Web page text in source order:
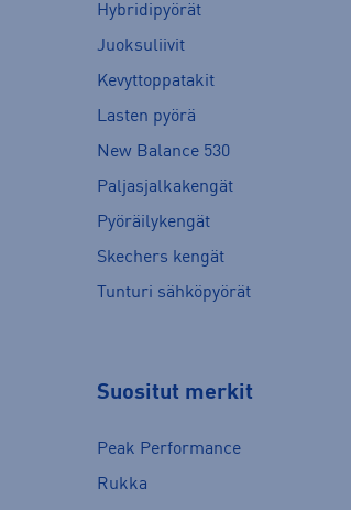
Hybridipyörät
Juoksuliivit
Kevyttoppatakit
Lasten pyörä
New Balance 530
Paljasjalkakengät
Pyöräilykengät
Skechers kengät
Tunturi sähköpyörät
Suositut merkit
Peak Performance
Rukka